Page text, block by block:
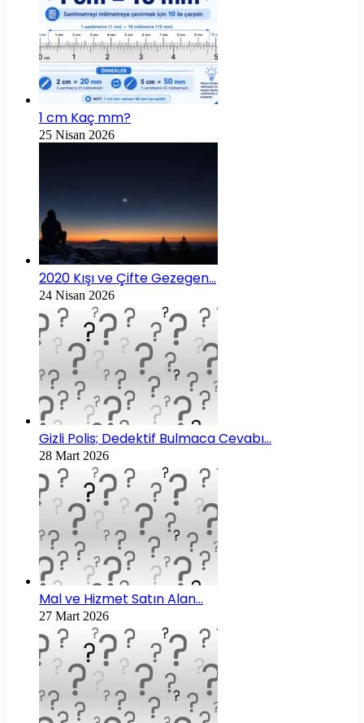
1 cm Kaç mm?
25 Nisan 2026
2020 Kışı ve Çifte Gezegen…
24 Nisan 2026
Gizli Polis; Dedektif Bulmaca Cevabı…
28 Mart 2026
Mal ve Hizmet Satın Alan…
27 Mart 2026